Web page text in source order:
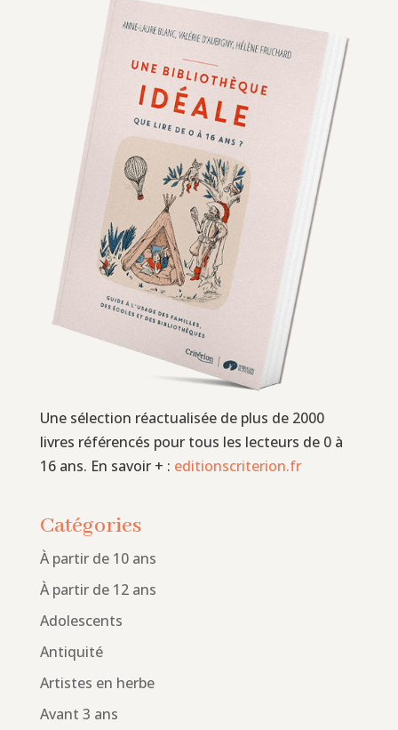
Une sélection réactualisée de plus de 2000
livres référencés pour tous les lecteurs de 0 à
16 ans. En savoir + : editionscriterion.fr
Catégories
À partir de 10 ans
À partir de 12 ans
Adolescents
Antiquité
Artistes en herbe
Avant 3 ans